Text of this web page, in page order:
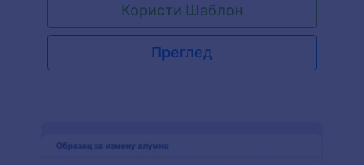
Користи Шаблон
Преглед